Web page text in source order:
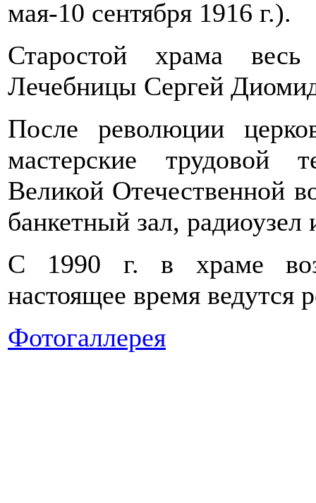
мая-10 сентября 1916 г.).
Старостой храма
Лечебницы Сергей
После революции
мастерские трудовой
Великой Отечественной
банкетный зал, радиоузел
С 1990 г. в храме
настоящее время ведутся
Фотогаллерея